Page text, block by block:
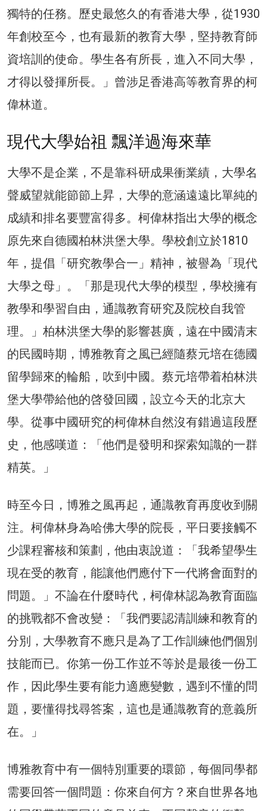
獨特的任務。歷史最悠久的有香港大學，從1930
年創校至今，也有最新的教育大學，堅持教育師
資培訓的使命。學生各有所長，進入不同大學，
才得以發揮所長。」曾涉足香港高等教育界的柯
偉林道。
現代大學始祖 飄洋過海來華
大學不是企業，不是靠科研成果衝業績，大學名
聲威望就能節節上昇，大學的意涵遠遠比單純的
成績和排名要豐富得多。柯偉林指出大學的概念
原先來自德國柏林洪堡大學。學校創立於1810
年，提倡「研究教學合一」精神，被譽為「現代
大學之母」。「那是現代大學的模型，學校擁有
教學和學習自由，通識教育研究及院校自我管
理。」柏林洪堡大學的影響甚廣，遠在中國清末
的民國時期，博雅教育之風已經隨蔡元培在德國
留學歸來的輪船，吹到中國。蔡元培帶着柏林洪
堡大學帶給他的啓發回國，設立今天的北京大
學。從事中國研究的柯偉林自然沒有錯過這段歷
史，他感嘆道：「他們是發明和探索知識的一群
精英。」
時至今日，博雅之風再起，通識教育再度收到關
注。柯偉林身為哈佛大學的院長，平日要接觸不
少課程審核和策劃，他由衷說道：「我希望學生
現在受的教育，能讓他們應付下一代將會面對的
問題。」不論在什麼時代，柯偉林認為教育面臨
的挑戰都不會改變：「我們要認清訓練和教育的
分別，大學教育不應只是為了工作訓練他們個別
技能而已。你第一份工作並不等於是最後一份工
作，因此學生要有能力適應變數，遇到不懂的問
題，要懂得找尋答案，這也是通識教育的意義所
在。」
博雅教育中有一個特別重要的環節，每個同學都
需要回答一個問題：你來自何方？來自世界各地